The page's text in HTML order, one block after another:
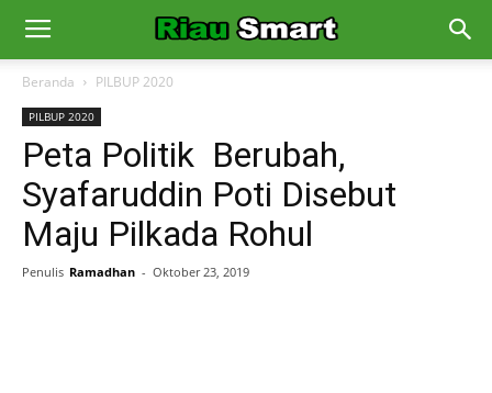
Beranda PILBUP 2020
PILBUP 2020
Peta Politik Berubah,
Syafaruddin Poti Disebut
Maju Pilkada Rohul
Penulis Ramadhan - Oktober 23, 2019